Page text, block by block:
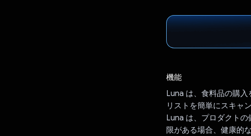
機能
Luna は、食料品の購
リストを簡単にスキャ
Luna は、プロダクト
限がある場合、健康的